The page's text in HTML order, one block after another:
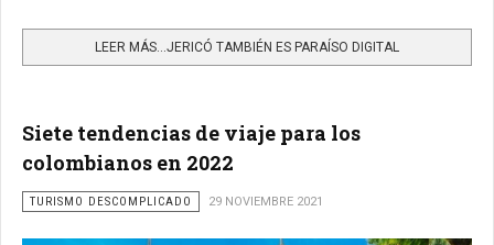
LEER MÁS…JERICÓ TAMBIÉN ES PARAÍSO DIGITAL
Siete tendencias de viaje para los
colombianos en 2022
TURISMO DESCOMPLICADO 29 NOVIEMBRE 2021